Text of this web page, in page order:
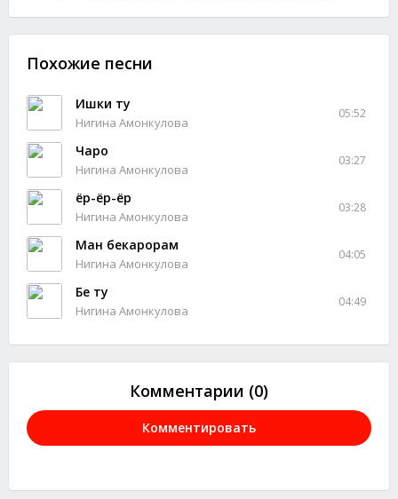
Похожие песни
Ишки ту
Нигина Амонкулова
05:52
Чаро
Нигина Амонкулова
03:27
ёр-ёр-ёр
Нигина Амонкулова
03:28
Ман бекарорам
Нигина Амонкулова
04:05
Бе ту
Нигина Амонкулова
04:49
Комментарии (0)
Комментировать